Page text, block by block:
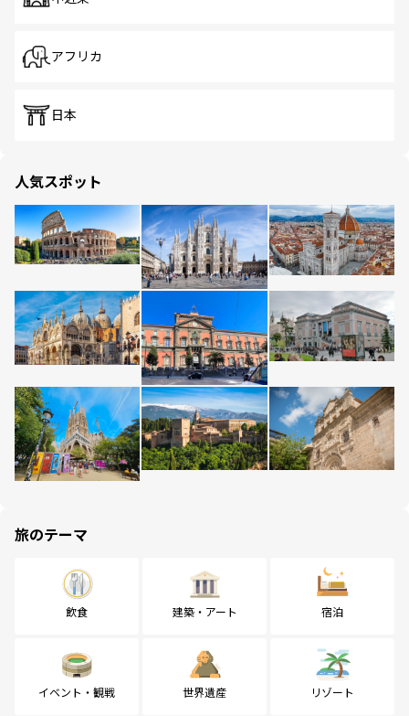
アフリカ
日本
人気スポット
旅のテーマ
飲食 建築・アート 宿泊
イベント・観戦 世界遺産 リゾート